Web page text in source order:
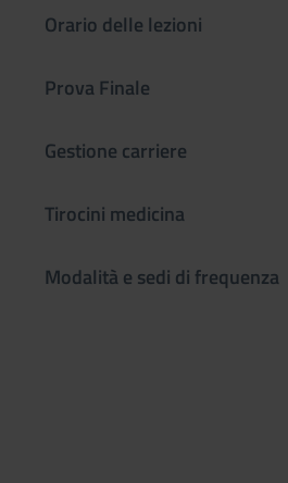
Orario delle lezioni
Prova Finale
Gestione carriere
Tirocini medicina
Modalità e sedi di frequenza